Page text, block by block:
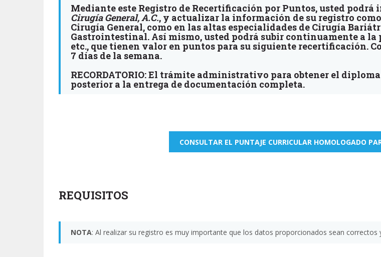
Mediante este Registro de Recertificación por Puntos, usted podrá
Cirugía General, A.C., y actualizar la información de su registro
Cirugía General, como en las altas especialidades de Cirugía
Gastrointestinal. Así mismo, usted podrá subir continuamente a
etc., que tienen valor en puntos para su siguiente recertificación.
7 días de la semana.
RECORDATORIO: El trámite administrativo para obtener el
posterior a la entrega de documentación completa.
CONSULTAR EL PUNTAJE CURRICULAR HOMOLOGADO
REQUISITOS
NOTA: Al realizar su registro es muy importante que los datos proporcionados sean correctos